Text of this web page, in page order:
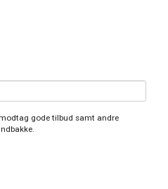
gode tilbud samt andre